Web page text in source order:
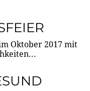
Oktober 2017 mit